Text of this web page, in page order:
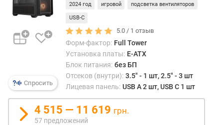
д
о
к
ы
,
о
Спросить
2024 год игровой подсветка вентиляторов
USB-C
5.0 / 1 отзыв
Форм-фактор: Full Tower
Установка платы: E-ATX
Блок питания: без БП
Отсеков (внутри): 3.5" - 1 шт, 2.5" - 3 шт
Лицевая панель: USB A 2 шт, USB C 1 шт
4 515 — 11 619 грн.
57 предложений